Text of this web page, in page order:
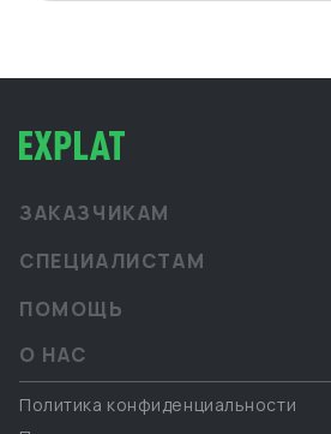
ЗАКАЗЧИКАМ
СПЕЦИАЛИСТАМ
ПОМОЩЬ
О НАС
Политика конфиденциальности